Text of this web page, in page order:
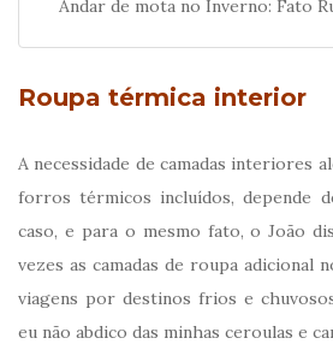
Andar de mota no Inverno: Fato
Roupa térmica interior
A necessidade de camadas interiores
forros térmicos incluídos, depende
caso, e para o mesmo fato, o João
vezes as camadas de roupa adicional
viagens por destinos frios e
eu não abdico das minhas ceroulas e